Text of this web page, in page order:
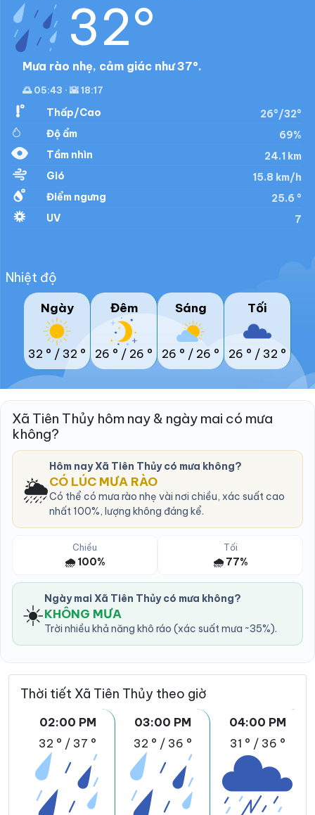
32°
Mưa rào nhẹ, cảm giác như 37°.
🌅 05:43 · 🌇 18:17
Thấp/Cao
26°/32°
Độ ẩm
69%
Tầm nhìn
24.1 km
Gió
15.8 km/h
Điểm ngưng
25.6 °
UV
7
Nhiệt độ
Ngày
32 ° / 32 °
Đêm
26 ° / 26 °
Sáng
26 ° / 26 °
Tối
26 ° / 32 °
Xã Tiên Thủy hôm nay & ngày mai có mưa
không?
🌦️
Hôm nay Xã Tiên Thủy có mưa không?
CÓ LÚC MƯA RÀO
Có thể có mưa rào nhẹ vài nơi chiều, xác suất cao
nhất 100%, lượng không đáng kể.
Chiều
🌧️ 100%
Tối
🌧️ 77%
☀️ Ngày mai Xã Tiên Thủy có mưa không?
KHÔNG MƯA
Trời nhiều khả năng khô ráo (xác suất mưa ~35%).
Thời tiết Xã Tiên Thủy theo giờ
02:00 PM
32 ° / 37 °
03:00 PM
32 ° / 36 °
04:00 PM
31 ° / 36 °